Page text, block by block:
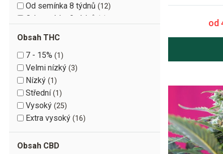
Od semínka 8 týdnů 12
Od semínka 9 týdnů
Obsah THC
7 - 15%
1
Velmi nízký 3
Nízký 1
Střední 1
Vysoký 25
Extra vysoký 16
Obsah CBD
od